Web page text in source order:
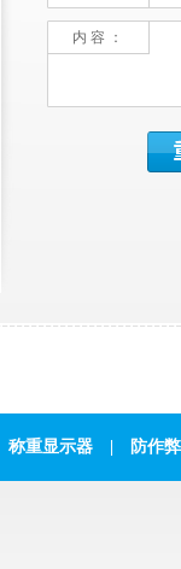
内 容 ：
称重显示器 防作